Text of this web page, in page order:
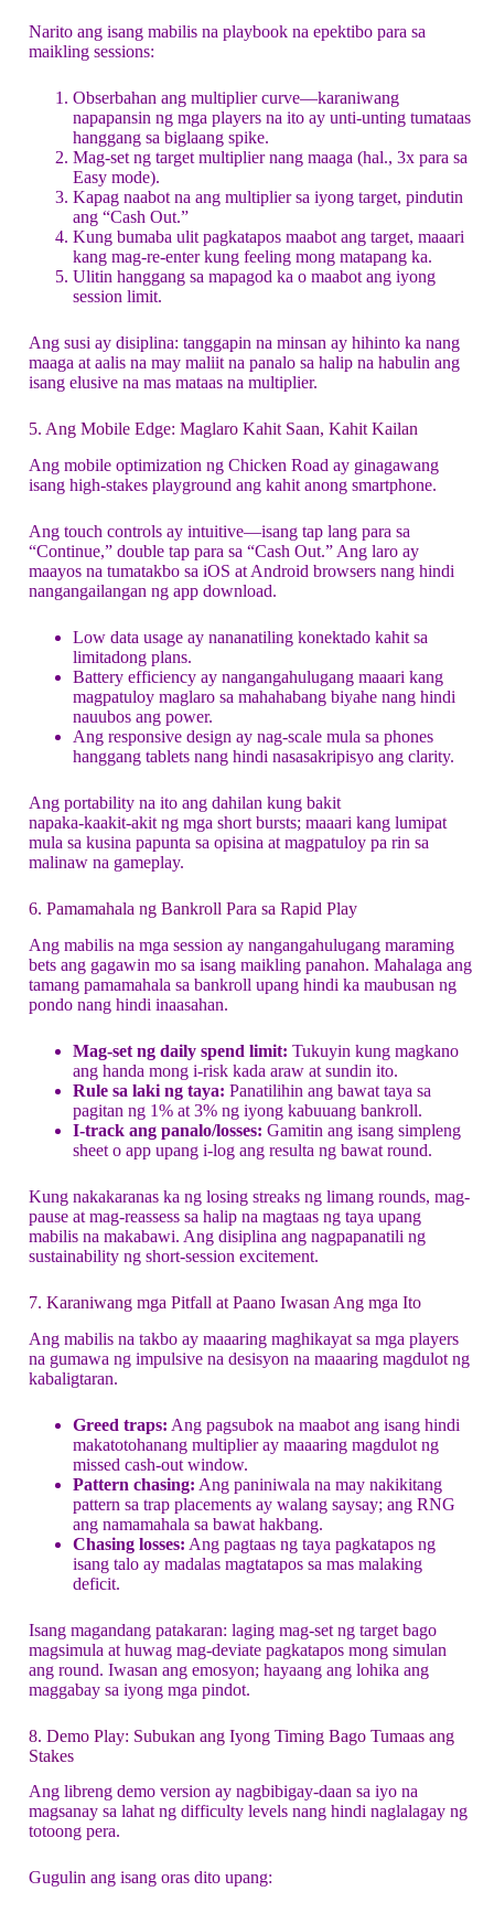
Narito ang isang mabilis na playbook na epektibo para sa
maikling sessions:
Obserbahan ang multiplier curve—karaniwang
napapansin ng mga players na ito ay unti‑unting tumataas
hanggang sa biglaang spike.
Mag-set ng target multiplier nang maaga (hal., 3x para sa
Easy mode).
Kapag naabot na ang multiplier sa iyong target, pindutin
ang “Cash Out.”
Kung bumaba ulit pagkatapos maabot ang target, maaari
kang mag-re‑enter kung feeling mong matapang ka.
Ulitin hanggang sa mapagod ka o maabot ang iyong
session limit.
Ang susi ay disiplina: tanggapin na minsan ay hihinto ka nang
maaga at aalis na may maliit na panalo sa halip na habulin ang
isang elusive na mas mataas na multiplier.
5. Ang Mobile Edge: Maglaro Kahit Saan, Kahit Kailan
Ang mobile optimization ng Chicken Road ay ginagawang
isang high‑stakes playground ang kahit anong smartphone.
Ang touch controls ay intuitive—isang tap lang para sa
“Continue,” double tap para sa “Cash Out.” Ang laro ay
maayos na tumatakbo sa iOS at Android browsers nang hindi
nangangailangan ng app download.
Low data usage ay nananatiling konektado kahit sa
limitadong plans.
Battery efficiency ay nangangahulugang maaari kang
magpatuloy maglaro sa mahahabang biyahe nang hindi
nauubos ang power.
Ang responsive design ay nag-scale mula sa phones
hanggang tablets nang hindi nasasakripisyo ang clarity.
Ang portability na ito ang dahilan kung bakit
napaka‑kaakit‑akit ng mga short bursts; maaari kang lumipat
mula sa kusina papunta sa opisina at magpatuloy pa rin sa
malinaw na gameplay.
6. Pamamahala ng Bankroll Para sa Rapid Play
Ang mabilis na mga session ay nangangahulugang maraming
bets ang gagawin mo sa isang maikling panahon. Mahalaga ang
tamang pamamahala sa bankroll upang hindi ka maubusan ng
pondo nang hindi inaasahan.
Mag-set ng daily spend limit: Tukuyin kung magkano
ang handa mong i-risk kada araw at sundin ito.
Rule sa laki ng taya: Panatilihin ang bawat taya sa
pagitan ng 1% at 3% ng iyong kabuuang bankroll.
I-track ang panalo/losses: Gamitin ang isang simpleng
sheet o app upang i-log ang resulta ng bawat round.
Kung nakakaranas ka ng losing streaks ng limang rounds, mag-
pause at mag-reassess sa halip na magtaas ng taya upang
mabilis na makabawi. Ang disiplina ang nagpapanatili ng
sustainability ng short‑session excitement.
7. Karaniwang mga Pitfall at Paano Iwasan Ang mga Ito
Ang mabilis na takbo ay maaaring maghikayat sa mga players
na gumawa ng impulsive na desisyon na maaaring magdulot ng
kabaligtaran.
Greed traps: Ang pagsubok na maabot ang isang hindi
makatotohanang multiplier ay maaaring magdulot ng
missed cash‑out window.
Pattern chasing: Ang paniniwala na may nakikitang
pattern sa trap placements ay walang saysay; ang RNG
ang namamahala sa bawat hakbang.
Chasing losses: Ang pagtaas ng taya pagkatapos ng
isang talo ay madalas magtatapos sa mas malaking
deficit.
Isang magandang patakaran: laging mag-set ng target bago
magsimula at huwag mag-deviate pagkatapos mong simulan
ang round. Iwasan ang emosyon; hayaang ang lohika ang
maggabay sa iyong mga pindot.
8. Demo Play: Subukan ang Iyong Timing Bago Tumaas ang
Stakes
Ang libreng demo version ay nagbibigay-daan sa iyo na
magsanay sa lahat ng difficulty levels nang hindi naglalagay ng
totoong pera.
Gugulin ang isang oras dito upang: